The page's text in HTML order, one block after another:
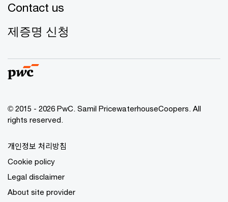
Contact us
제증명 신청
© 2015 - 2026 PwC. Samil PricewaterhouseCoopers. All
rights reserved.
개인정보 처리방침
Cookie policy
Legal disclaimer
About site provider